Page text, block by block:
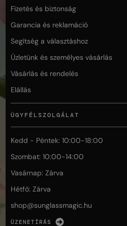
Fizetés és biztonság
Garancia és reklamáció
Segítség a választáshoz
Üzletünk és személyes vásárlás
Vásárlás és rendelés
Elállás
ÜGYFÉLSZOLGÁLAT
Kedd - Péntek: 10:00-18:00
Szombat: 10:00-14:00
Vasárnap: Zárva
Hétfő: Zárva
shop@sunglassmagic.hu
ÜZENETÍRÁS